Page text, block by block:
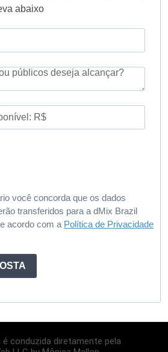
abaixo
você concorda que os dados
transferidos para a dMix Brazil
acordo com a Política de Privacidade
é conduzida diretamente pela